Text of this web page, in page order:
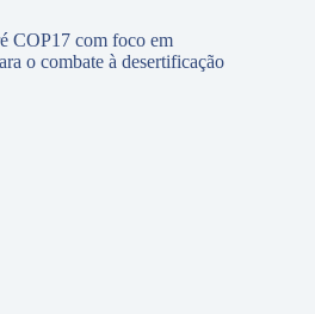
COP17 com foco em
o combate à desertificação